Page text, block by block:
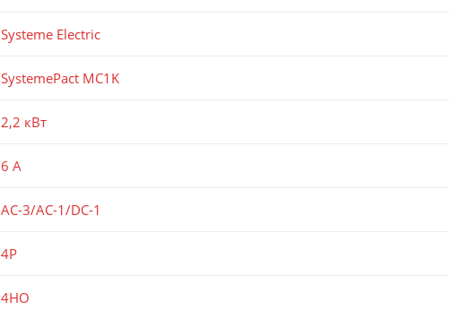
Systeme Electric
SystemePact MC1K
2,2 кВт
6 А
AC-3/AC-1/DC-1
4P
4НО